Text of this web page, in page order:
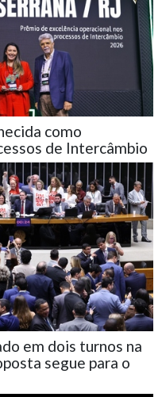
como
de Intercâmbio
em dois turnos na
segue para o